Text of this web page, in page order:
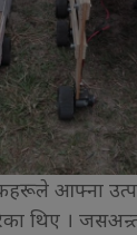
आफ्ना
थिए ।